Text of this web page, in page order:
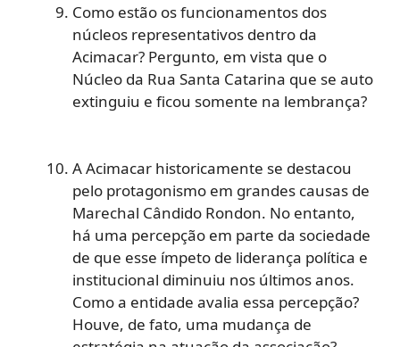
Como estão os funcionamentos dos
núcleos representativos dentro da
Acimacar? Pergunto, em vista que o
Núcleo da Rua Santa Catarina que se auto
extinguiu e ficou somente na lembrança?
A Acimacar historicamente se destacou
pelo protagonismo em grandes causas de
Marechal Cândido Rondon. No entanto,
há uma percepção em parte da sociedade
de que esse ímpeto de liderança política e
institucional diminuiu nos últimos anos.
Como a entidade avalia essa percepção?
Houve, de fato, uma mudança de